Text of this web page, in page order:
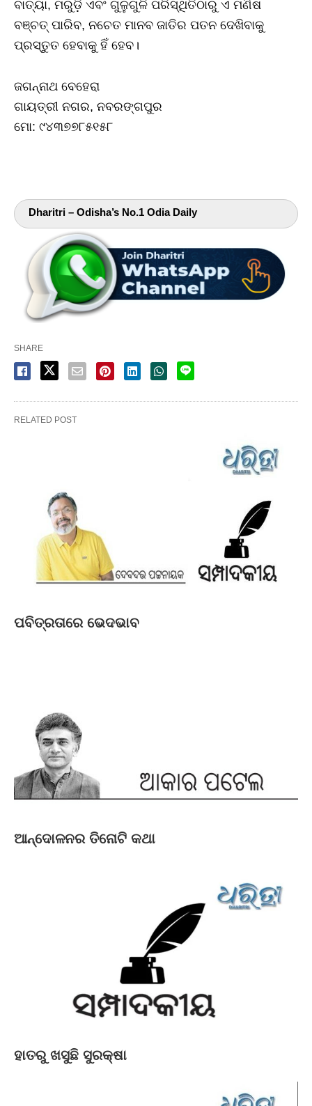
ବାତ୍ୟା, ମରୁଡ଼ି ଏବଂ ଗୁଳୁଗୁଳି ପରିସ୍ଥିତିଠାରୁ ଏ ମଣିଷ
ବଞ୍ଚତ୍ ପାରିବ, ନଚେତ ମାନବ ଜାତିର ପତନ ଦେଖିବାକୁ
ପ୍ରସ୍ତୁତ ହେବାକୁ ହିଁ ହେବ।
ଜଗନ୍ନାଥ ବେହେରା
ଗାୟତ୍ରୀ ନଗର, ନବରଙ୍ଗପୁର
ମୋ: ୯୪୩୭୭୮୫୧୫୮
Dharitri – Odisha’s No.1 Odia Daily
SHARE
RELATED POST
ପବିତ୍ରତାରେ ଭେଦଭାବ
ଆନ୍ଦୋଳନର ତିନୋଟି କଥା
ହାତରୁ ଖସୁଛି ସୁରକ୍ଷା